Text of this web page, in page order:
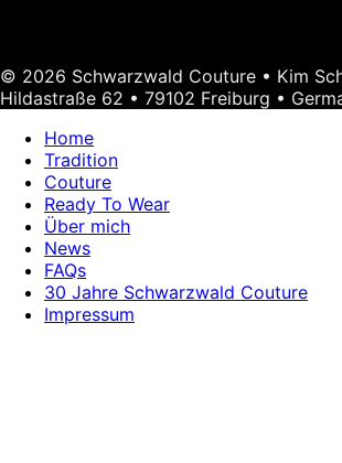
© 2026 Schwarzwald Couture • Kim
Hildastraße 62 • 79102 Freiburg •
Home
Tradition
Couture
Ready To Wear
Über mich
News
FAQs
30 Jahre Schwarzwald Couture
Impressum